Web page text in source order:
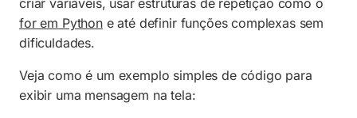
for em Pythone até definir funções complexas sem
dificuldades.
Veja como é um exemplo simples de código para
exibir uma mensagem na tela: